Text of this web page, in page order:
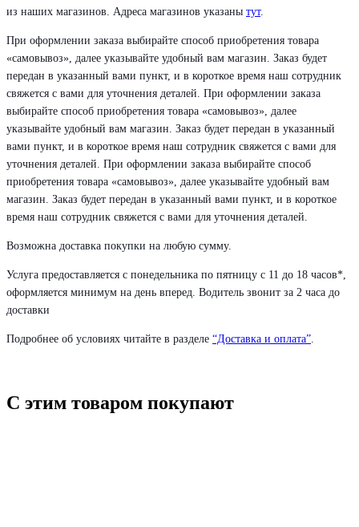
из наших магазинов. Адреса магазинов указаны тут.
При оформлении заказа выбирайте способ приобретения товара
«самовывоз», далее указывайте удобный вам магазин. Заказ будет
передан в указанный вами пункт, и в короткое время наш сотрудник
свяжется с вами для уточнения деталей. При оформлении заказа
выбирайте способ приобретения товара «самовывоз», далее
указывайте удобный вам магазин. Заказ будет передан в указанный
вами пункт, и в короткое время наш сотрудник свяжется с вами для
уточнения деталей. При оформлении заказа выбирайте способ
приобретения товара «самовывоз», далее указывайте удобный вам
магазин. Заказ будет передан в указанный вами пункт, и в короткое
время наш сотрудник свяжется с вами для уточнения деталей.
Возможна доставка покупки на любую сумму.
Услуга предоставляется с понедельника по пятницу с 11 до 18 часов*,
оформляется минимум на день вперед. Водитель звонит за 2 часа до
доставки
Подробнее об условиях читайте в разделе “Доставка и оплата”
С этим товаром покупают